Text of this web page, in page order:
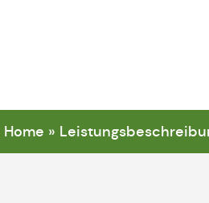
Home »